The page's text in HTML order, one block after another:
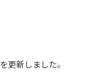
を更新しました。